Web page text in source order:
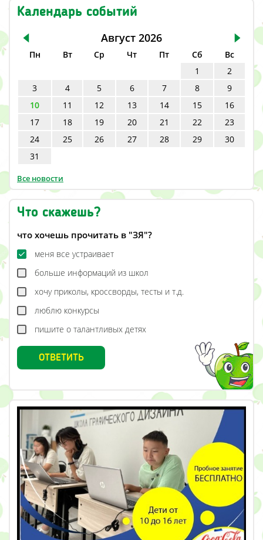
Календарь событий
Август 2026
Пн Вт Ср Чт Пт Сб
Вс
1
2
3
4 5 6 7 8
9
10
11 12 13 14 15
16
17
18 19 20 21 22
23
24
25 26 27 28 29
30
31
Все новости
Что скажешь?
что хочешь прочитать в "ЗЯ"?
меня все устраивает
больше информаций из школ
хочу приколы, кроссворды, тесты и т.д.
люблю конкурсы
пишите о талантливых детях
ОТВЕТИТЬ